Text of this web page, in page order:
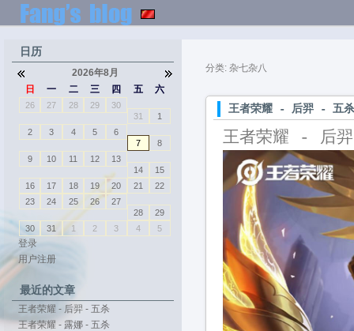
分类: 杂七杂八
王者荣耀 - 后羿 - 五杀
王者荣耀 - 后
日历
2026年8月
日
一 二 三 四 五 六
26 27 28 29
30
31
1
2
3 4 5
6
7
8
9
10 11 12
13
14
15
16
17 18 19 20 21
22
23
24 25 26
27
28
29
30
31 1 2 3 4 5
登录
用户注册
最近的文章
王者荣耀 - 后羿 - 五杀
王者荣耀 - 露娜 - 五杀